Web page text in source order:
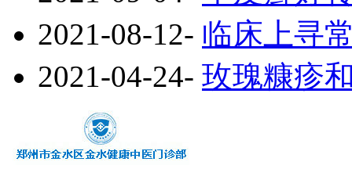
2021-08-12- 临床上寻
2021-04-24- 玫瑰糠疹